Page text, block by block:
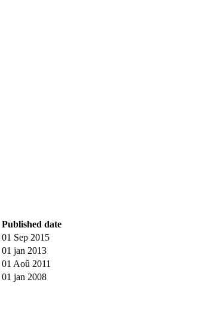
Published date
01 Sep 2015
01 jan 2013
01 Aoû 2011
01 jan 2008